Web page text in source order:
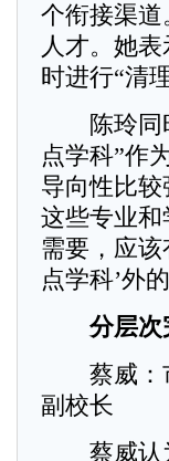
个衔接渠
人才。她
时进行“清
陈玲同时
点学科”作
导向性比
这些专业
需要，应该
点学科’外
分层次
蔡威：市
副校长
蔡威认为